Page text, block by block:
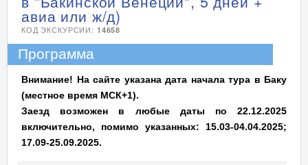
авиа или ж/д)
КОД ЭКСКУРСИИ: 14658
Программа
Внимание! На сайте указана дата начала тура в Баку
(местное время МСК+1).
Заезд возможен в любые даты по 22.12.2025
включительно, помимо указанных: 15.03-04.04.2025;
17.09-25.09.2025.